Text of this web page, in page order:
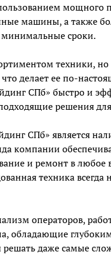
мощного
машины, а также
минимальные сроки.
техники,
делает ее по-
СПб» быстро и
решения
СПб» является
компании
и ремонт в любое
техника всегда
операторов,
обладающие
даже самые